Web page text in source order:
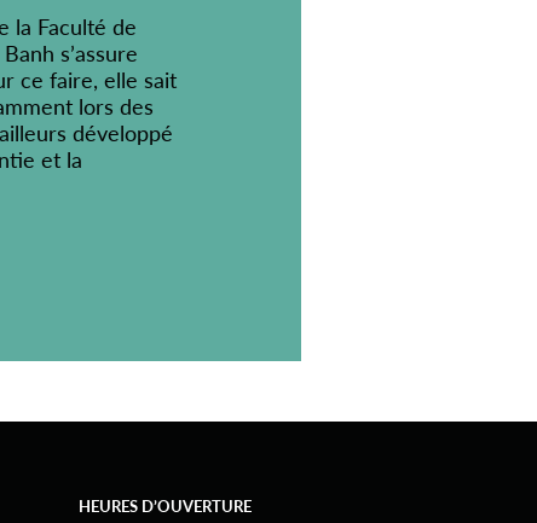
la Faculté de
s’assure
ce faire, elle sait
lors des
développé
et la
HEURES D’OUVERTURE